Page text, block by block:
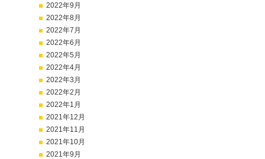
2022年9月
2022年8月
2022年7月
2022年6月
2022年5月
2022年4月
2022年3月
2022年2月
2022年1月
2021年12月
2021年11月
2021年10月
2021年9月